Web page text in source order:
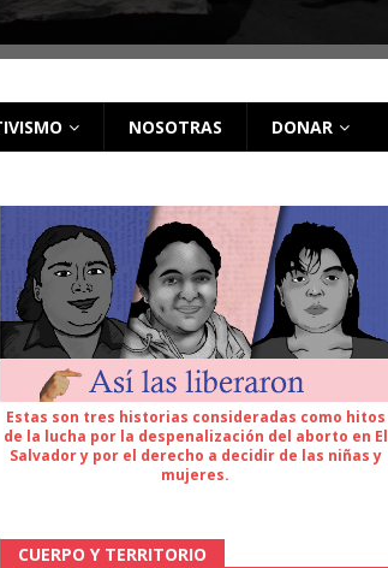
NOSOTRAS DONAR
Estas son tres historias consideradas como hitos
de la lucha por la despenalización del aborto en El
Salvador y por el derecho a decidir de las niñas y
mujeres.
CUERPO Y TERRITORIO